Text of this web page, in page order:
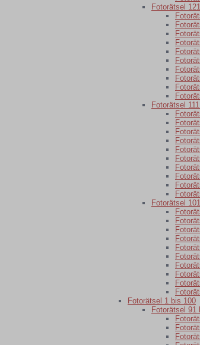
Fotorätsel
Fotorätsel
Fotorätsel
Fotorätsel 1 bis 100
Fotorätsel 91